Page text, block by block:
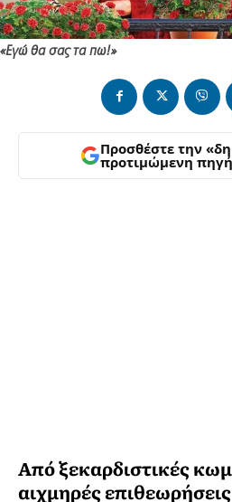
«Εγώ θα σας τα πω!»
Προσθέστε την
προτιμώμενη
Από ξεκαρδιστικές
αιχμηρές